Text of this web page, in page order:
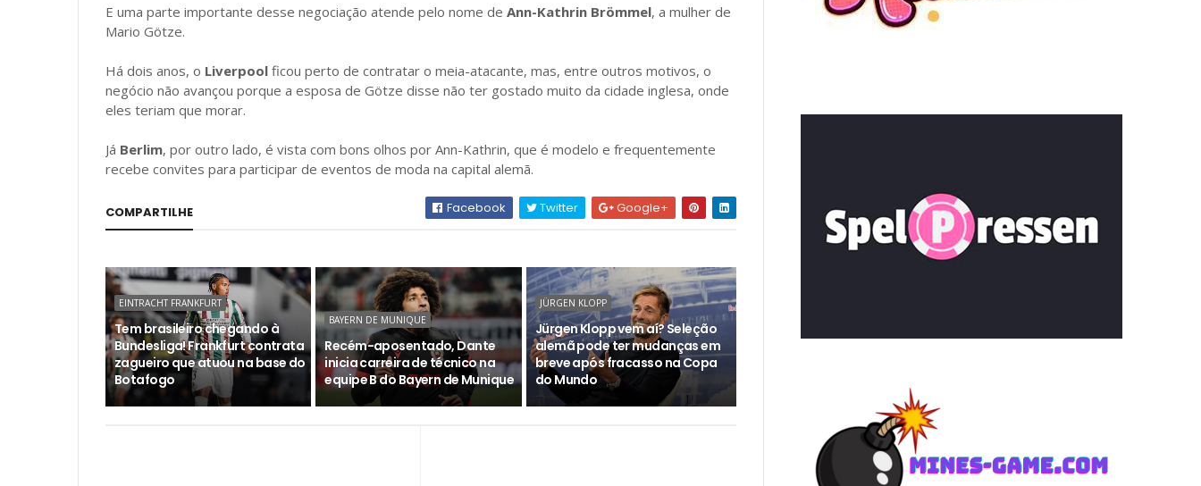
E uma parte importante desse negociação atende pelo nome de Ann-Kathrin Brömmel, a mulher de
Mario Götze.
Há dois anos, o Liverpool ficou perto de contratar o meia-atacante, mas, entre outros motivos, o
negócio não avançou porque a esposa de Götze disse não ter gostado muito da cidade inglesa, onde
eles teriam que morar.
Já Berlim, por outro lado, é vista com bons olhos por Ann-Kathrin, que é modelo e frequentemente
recebe convites para participar de eventos de moda na capital alemã.
COMPARTILHE Facebook Twitter Google+
EINTRACHT FRANKFURT
Tem brasileiro chegando à
Bundesliga! Frankfurt contrata
zagueiro que atuou na base do
Botafogo
BAYERN DE MUNIQUE
Recém-aposentado, Dante
inicia carreira de técnico na
equipe B do Bayern de Munique
JÜRGEN KLOPP
Jürgen Klopp vem aí? Seleção
alemã pode ter mudanças em
breve após fracasso na Copa
do Mundo